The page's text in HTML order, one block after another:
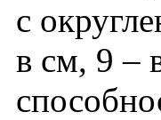
с
в см, 9 –